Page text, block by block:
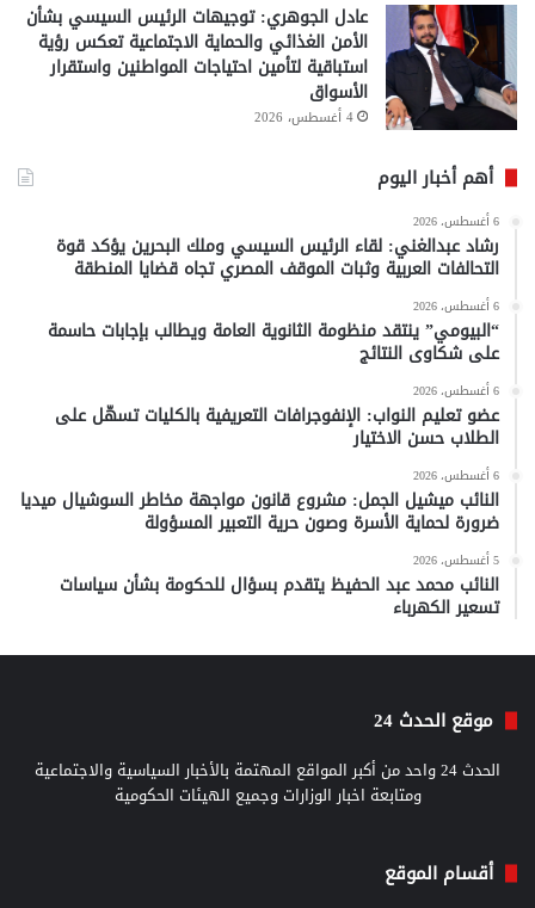
عادل الجوهري: توجيهات الرئيس السيسي بشأن
الأمن الغذائي والحماية الاجتماعية تعكس رؤية
استباقية لتأمين احتياجات المواطنين واستقرار
الأسواق
4 أغسطس، 2026
أهم أخبار اليوم
6 أغسطس، 2026
رشاد عبدالغني: لقاء الرئيس السيسي وملك البحرين يؤكد قوة
التحالفات العربية وثبات الموقف المصري تجاه قضايا المنطقة
6 أغسطس، 2026
“البيومي” ينتقد منظومة الثانوية العامة ويطالب بإجابات حاسمة
على شكاوى النتائج
6 أغسطس، 2026
عضو تعليم النواب: الإنفوجرافات التعريفية بالكليات تسهّل على
الطلاب حسن الاختيار
6 أغسطس، 2026
النائب ميشيل الجمل: مشروع قانون مواجهة مخاطر السوشيال ميديا
ضرورة لحماية الأسرة وصون حرية التعبير المسؤولة
5 أغسطس، 2026
النائب محمد عبد الحفيظ يتقدم بسؤال للحكومة بشأن سياسات
تسعير الكهرباء
موقع الحدث 24
الحدث 24 واحد من أكبر المواقع المهتمة بالأخبار السياسية والاجتماعية
ومتابعة اخبار الوزارات وجميع الهيئات الحكومية
أقسام الموقع